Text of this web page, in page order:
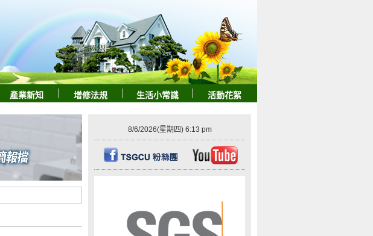
產業新知 增修法規 生活小常識 活動花絮
8/6/2026(星期四) 6:13 pm